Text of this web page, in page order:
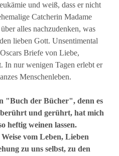
und weiß, dass er nicht
Catcherin Madame
alles nachzudenken, was
lieben Gott. Unsentimental
Briefe von Liebe,
In nur wenigen Tagen erlebt er
Menschenleben.
"Buch der Bücher", denn es
und gerührt, hat mich
heftig weinen lassen.
vom Leben, Lieben
zu uns selbst, zu den